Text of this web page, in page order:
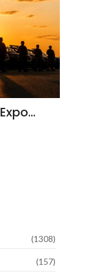
(1308)
(157)